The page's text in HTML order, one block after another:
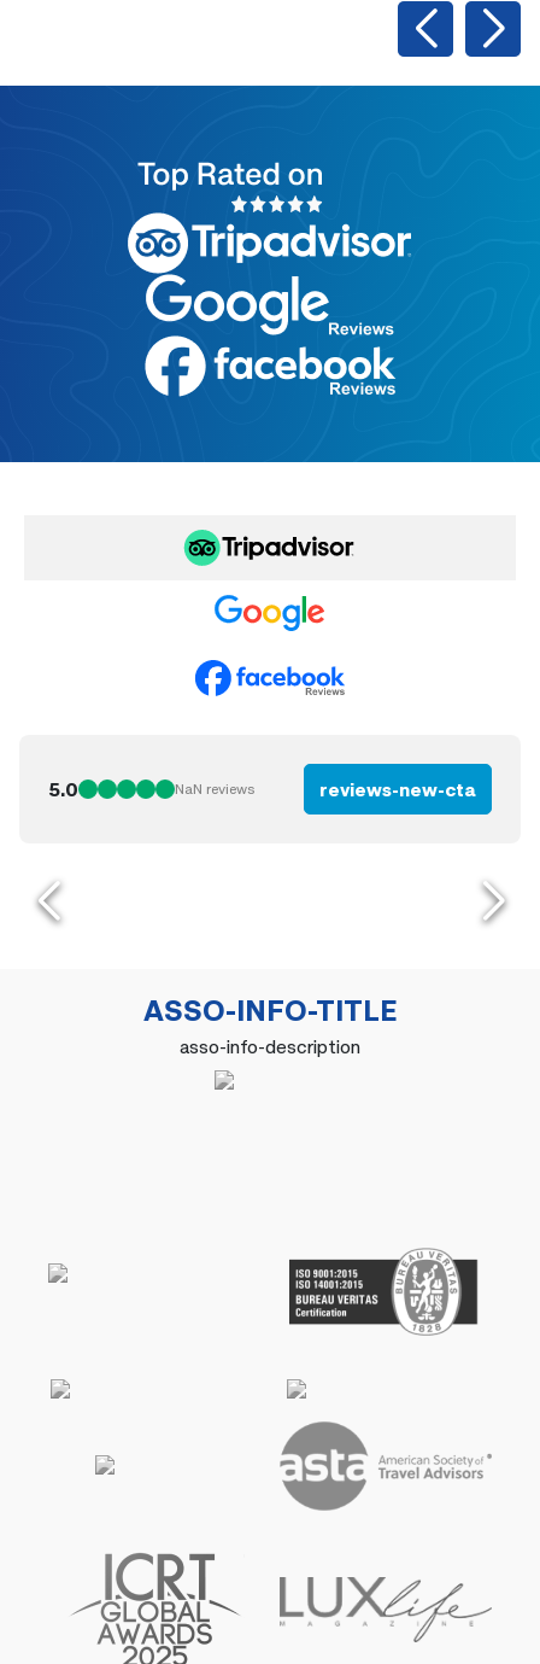
5.0 NaN reviews reviews-new-cta
ASSO-INFO-TITLE
asso-info-description